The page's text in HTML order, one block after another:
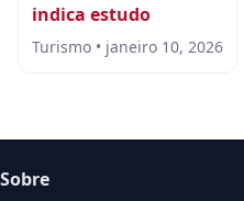
indica estudo
Turismo • janeiro 10, 2026
Sobre